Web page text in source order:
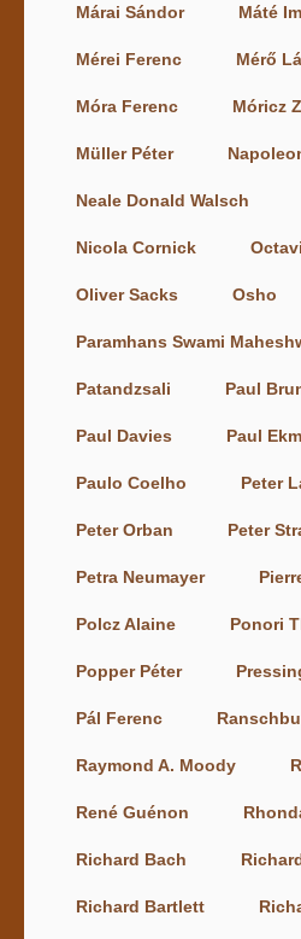
Márai Sándor Máté
Mérei Ferenc Mérő
Móra Ferenc Móricz
Müller Péter
Neale Donald Walsch
Nicola Cornick
Oliver Sacks Osho
Paramhans Swami
Patandzsali Paul
Paul Davies Paul
Paulo Coelho Peter
Peter Orban Peter
Petra Neumayer
Polcz Alaine Ponori
Popper Péter
Pál Ferenc
Raymond A. Moody
René Guénon
Richard Bach
Richard Bartlett